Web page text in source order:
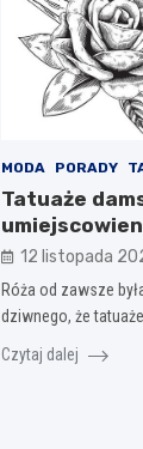
MODA PORADY
Tatuaże
12 listopada
Róża od zawsze
dziwnego, że
Czytaj dalej